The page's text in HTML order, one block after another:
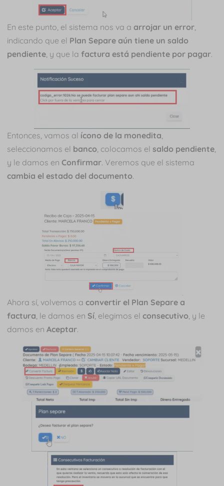
En este punto, el sistema nos va a arrojar un error
indicando que el Plan Separe aún tiene un saldo
pendiente , y que la factura está pendiente por pagar.
Entonces, vamos al ícono de la monedita
seleccionamos el banco , colocamos el saldo pendiente
y le damos en Confirmar. Veremos que el sistema
cambia el estado del documento.
Ahora sí, volvemos a convertir el Plan Separe a
factura , le damos en Sí , elegimos el consecutivo , y le
damos en Aceptar.